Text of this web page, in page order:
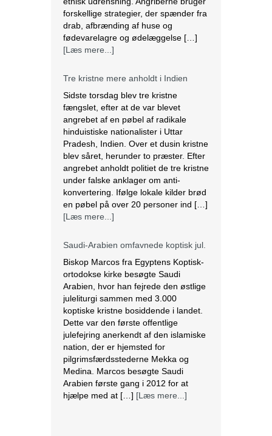
forskellige strategier, der spænder fra
drab, afbrænding af huse og
fødevarelagre og ødelæggelse […]
[Læs mere...]
Tre kristne mere anholdt i Indien
Sidste torsdag blev tre kristne
fængslet, efter at de var blevet
angrebet af en pøbel af radikale
hinduistiske nationalister i Uttar
Pradesh, Indien. Over et dusin kristne
blev såret, herunder to præster. Efter
angrebet anholdt politiet de tre kristne
under falske anklager om anti-
konvertering. Ifølge lokale kilder brød
en pøbel på over 20 personer ind […]
[Læs mere...]
Saudi-Arabien omfavnede koptisk jul.
Biskop Marcos fra Egyptens Koptisk-
ortodokse kirke besøgte Saudi
Arabien, hvor han fejrede den østlige
juleliturgi sammen med 3.000
koptiske kristne bosiddende i landet.
Dette var den første offentlige
julefejring anerkendt af den islamiske
nation, der er hjemsted for
pilgrimsfærdsstederne Mekka og
Medina. Marcos besøgte Saudi
Arabien første gang i 2012 for at
hjælpe med at […] [Læs mere...]